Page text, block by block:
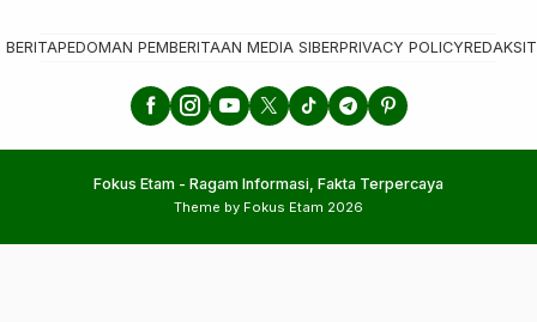
BERITAPEDOMAN PEMBERITAAN MEDIA SIBERPRIVACY POLICYREDAKSI
Fokus Etam - Ragam Informasi, Fakta Terpercaya
Theme by Fokus Etam 2026